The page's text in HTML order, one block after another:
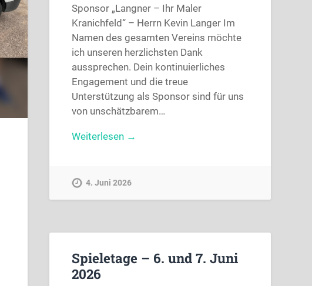
Sponsor „Langner – Ihr Maler
Kranichfeld“ – Herrn Kevin Langer Im
Namen des gesamten Vereins möchte
ich unseren herzlichsten Dank
aussprechen. Dein kontinuierliches
Engagement und die treue
Unterstützung als Sponsor sind für uns
von unschätzbarem…
Weiterlesen →
4. Juni 2026
Spieletage – 6. und 7. Juni
2026